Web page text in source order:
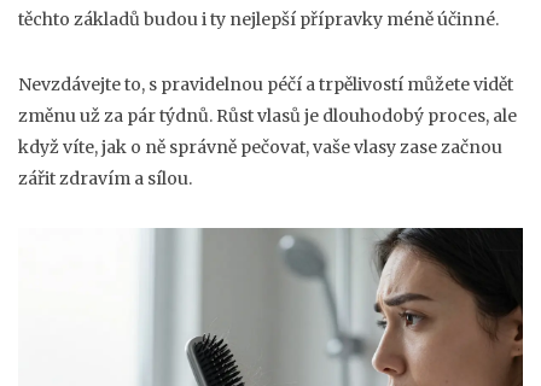
těchto základů budou i ty nejlepší přípravky méně účinné.
Nevzdávejte to, s pravidelnou péčí a trpělivostí můžete vidět
změnu už za pár týdnů. Růst vlasů je dlouhodobý proces, ale
když víte, jak o ně správně pečovat, vaše vlasy zase začnou
zářit zdravím a sílou.